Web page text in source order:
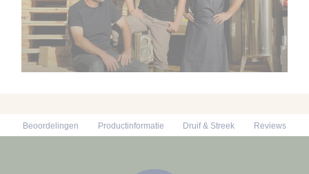
Beoordelingen Productinformatie Druif & Streek Reviews